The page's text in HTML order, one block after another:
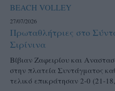
BEACH VOLLEY
27/07/2026
Πρωταθλήτριες στο
Σιρίνινα
Βίβιαν Ζαφειρίου και
στην πλατεία Συντάγματος
τελικό επικράτησαν 2-0 (21-